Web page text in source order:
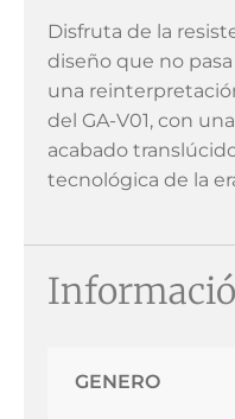
Disfruta de la
diseño que no
una
del GA-V01, con
acabado
tecnológica de la
GENERO